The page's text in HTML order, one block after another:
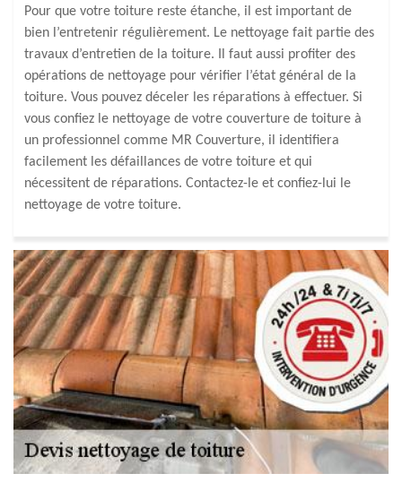
Pour que votre toiture reste étanche, il est important de
bien l’entretenir régulièrement. Le nettoyage fait partie des
travaux d’entretien de la toiture. Il faut aussi profiter des
opérations de nettoyage pour vérifier l’état général de la
toiture. Vous pouvez déceler les réparations à effectuer. Si
vous confiez le nettoyage de votre couverture de toiture à
un professionnel comme MR Couverture, il identifiera
facilement les défaillances de votre toiture et qui
nécessitent de réparations. Contactez-le et confiez-lui le
nettoyage de votre toiture.